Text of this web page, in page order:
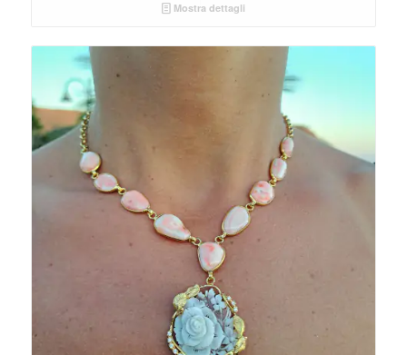
Mostra dettagli